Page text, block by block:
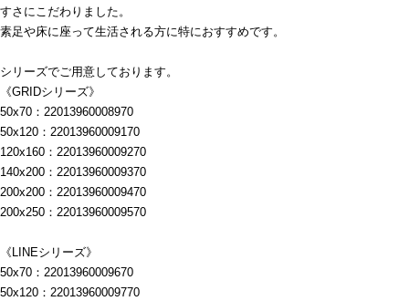
すさにこだわりました。
素足や床に座って生活される方に特におすすめです。
シリーズでご用意しております。
《GRIDシリーズ》
50x70：22013960008970
50x120：22013960009170
120x160：22013960009270
140x200：22013960009370
200x200：22013960009470
200x250：22013960009570
《LINEシリーズ》
50x70：22013960009670
50x120：22013960009770